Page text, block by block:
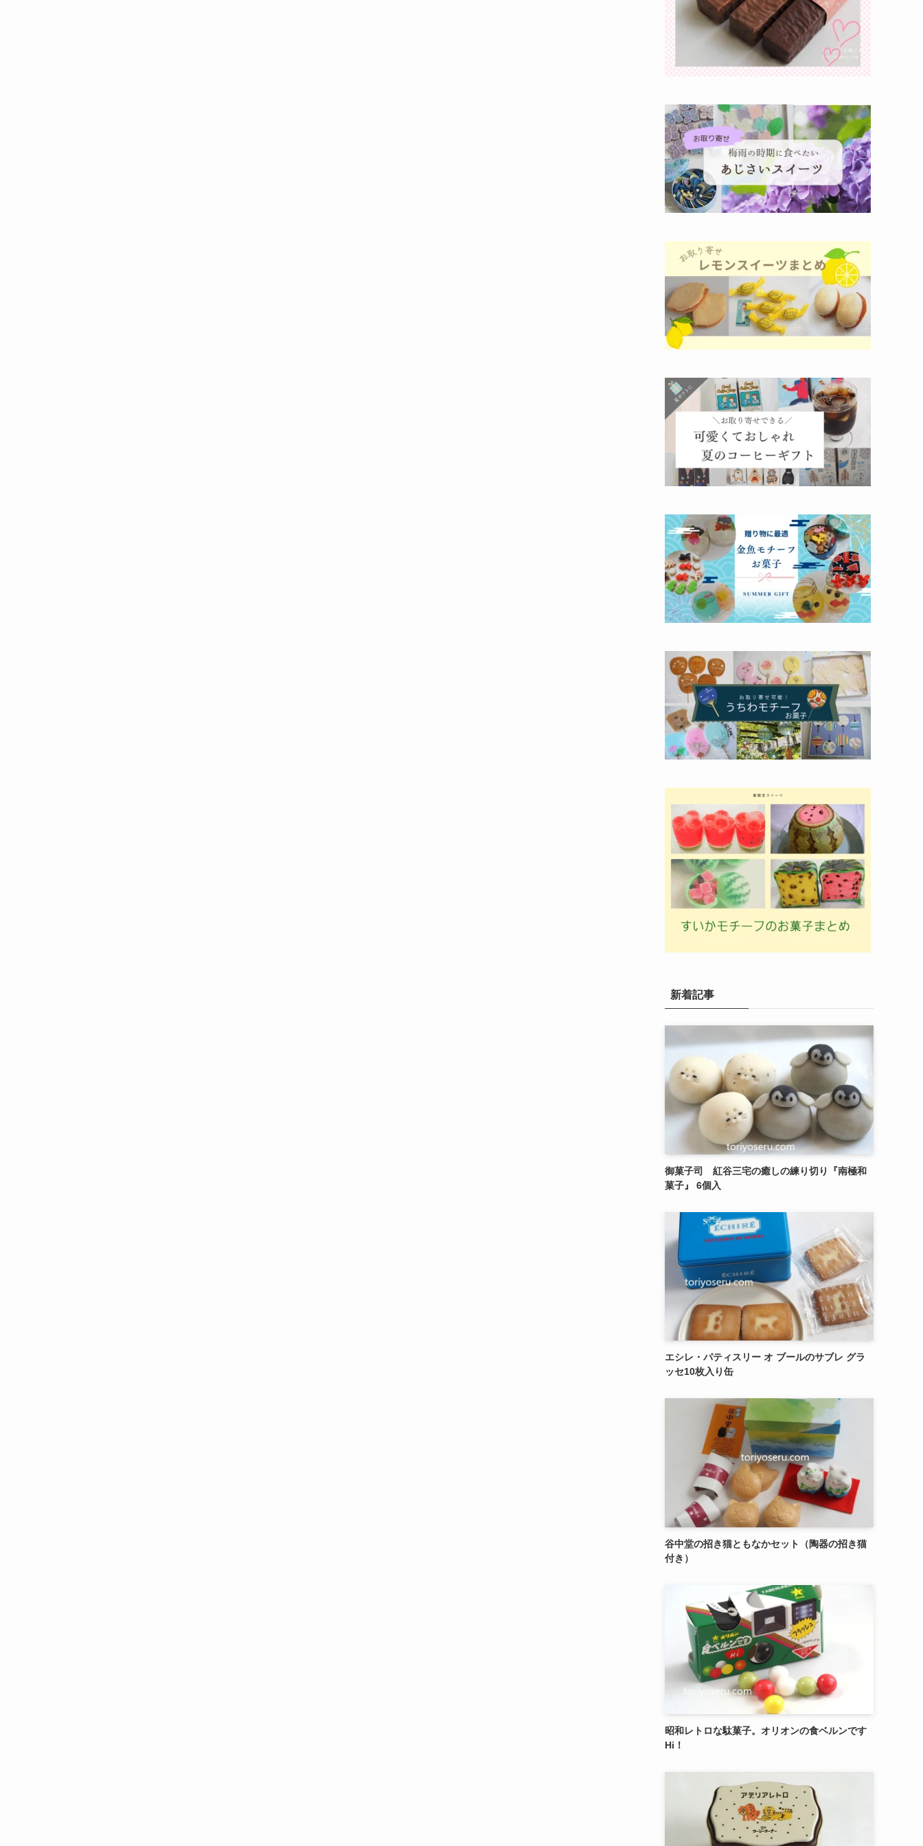
新着記事
御菓子司 紅谷三宅の癒しの練り切り『南極和
菓子』 6個入
エシレ・パティスリー オ ブールのサブレ グラ
ッセ10枚入り缶
谷中堂の招き猫ともなかセット（陶器の招き猫
付き）
昭和レトロな駄菓子。オリオンの食ベルンです
Hi！